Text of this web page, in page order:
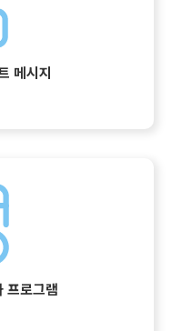
메시지
프로그램